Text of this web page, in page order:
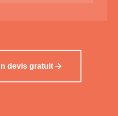
devis gratuit